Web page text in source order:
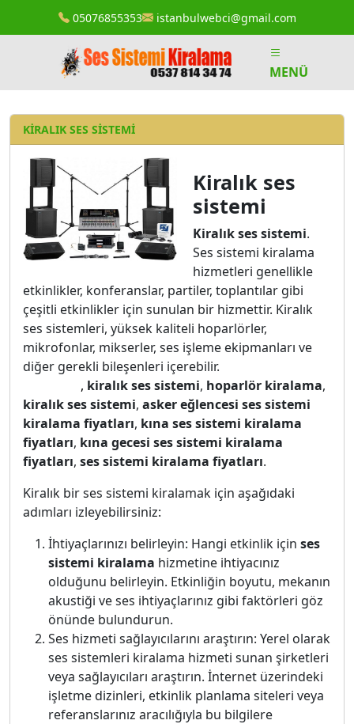
05076855353 istanbulwebci@gmail.com
MENÜ
KIRALIK SES SISTEMI
Kiralık ses
sistemi
Kiralık ses sistemi.
Ses sistemi kiralama
hizmetleri genellikle
etkinlikler, konferanslar, partiler, toplantılar gibi
çeşitli etkinlikler için sunulan bir hizmettir. Kiralık
ses sistemleri, yüksek kaliteli hoparlörler,
mikrofonlar, mikserler, ses işleme ekipmanları ve
diğer gerekli bileşenleri içerebilir.
, kiralık ses sistemi, hoparlör kiralama,
kiralık ses sistemi, asker eğlencesi ses sistemi
kiralama fiyatları, kına ses sistemi kiralama
fiyatları, kına gecesi ses sistemi kiralama
fiyatları, ses sistemi kiralama fiyatları.
Kiralık bir ses sistemi kiralamak için aşağıdaki
adımları izleyebilirsiniz:
İhtiyaçlarınızı belirleyin: Hangi etkinlik için ses
sistemi kiralama hizmetine ihtiyacınız
olduğunu belirleyin. Etkinliğin boyutu, mekanın
akustiği ve ses ihtiyaçlarınız gibi faktörleri göz
önünde bulundurun.
Ses hizmeti sağlayıcılarını araştırın: Yerel olarak
ses sistemleri kiralama hizmeti sunan şirketleri
veya sağlayıcıları araştırın. İnternet üzerindeki
işletme dizinleri, etkinlik planlama siteleri veya
referanslarınız aracılığıyla bu bilgilere